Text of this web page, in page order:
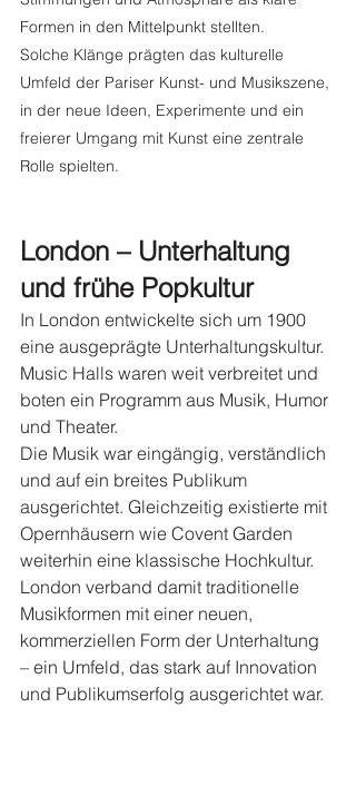
Formen in den Mittelpunkt stellten.
Solche Klänge prägten das kulturelle
Umfeld der Pariser Kunst- und Musikszene,
in der neue Ideen, Experimente und ein
freierer Umgang mit Kunst eine zentrale
Rolle spielten.
London – Unterhaltung
und frühe Popkultur
In London entwickelte sich um 1900
eine ausgeprägte Unterhaltungskultur.
Music Halls waren weit verbreitet und
boten ein Programm aus Musik, Humor
und Theater.
Die Musik war eingängig, verständlich
und auf ein breites Publikum
ausgerichtet. Gleichzeitig existierte mit
Opernhäusern wie Covent Garden
weiterhin eine klassische Hochkultur.
London verband damit traditionelle
Musikformen mit einer neuen,
kommerziellen Form der Unterhaltung
– ein Umfeld, das stark auf Innovation
und Publikumserfolg ausgerichtet war.